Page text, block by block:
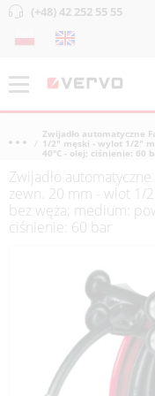
(+48) 42 252 55 55
Zwijadło automatyczne
1/2" męski - wylot 1/2"
40°C - olej; ciśnienie: 60
Zwijadło
zewn. 20 mm - wlot 1/
bez węża; medium:
ciśnienie: 60 bar